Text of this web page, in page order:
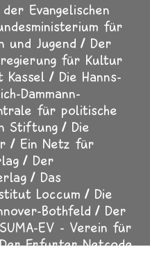
Evangelischen
für
und Jugend
Der
für Kultur
Kassel
Die Hanns-
Dammann-
für politische
Stiftung
Die
Ein Netz für
Der
Das
Loccum
Die
Bothfeld
Der
EV - Verein für
Der Erfurter Netcode